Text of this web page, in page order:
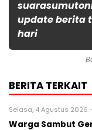
update berita
hari
BERITA TERKAIT
Selasa, 4 Agustus 2026
Warga Sambut